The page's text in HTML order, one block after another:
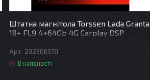
Штатна магнітола Torssen Lada Granta
18+ FL9 4+64Gb 4G Carplay DSP
202306370
В наявності